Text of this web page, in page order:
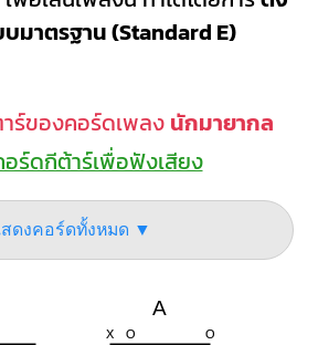
มาตรฐาน (Standard E)
ร์ของคอร์ดเพลง นักมายากล
ร์ดกีต้าร์เพื่อฟังเสียง
ดงคอร์ดทั้งหมด ▼
A
X O O